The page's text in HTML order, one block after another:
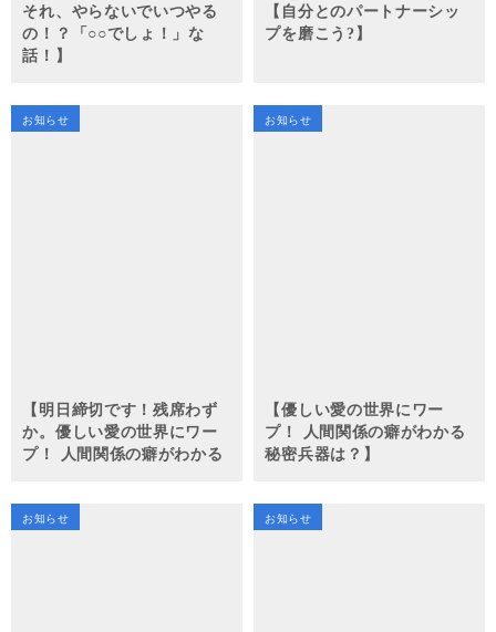
それ、やらないでいつやる
の！？「○○でしょ！」な
話！】
【自分とのパートナーシッ
プを磨こう?】
お知らせ
【明日締切です！残席わず
か。優しい愛の世界にワー
プ！ 人間関係の癖がわかる
お知らせ
【優しい愛の世界にワー
プ！ 人間関係の癖がわかる
秘密兵器は？】
お知らせ お知らせ